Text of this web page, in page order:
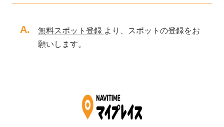
A. 無料スポット登録 より、スポットの登録をお
願いします。